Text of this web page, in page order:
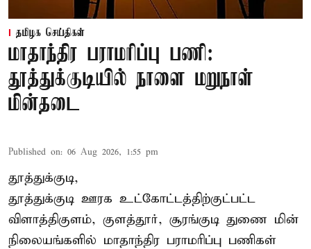
தமிழக செய்திகள்
மாதாந்திர பராமரிப்பு பணி:
தூத்துக்குடியில் நாளை மறுநாள்
மின்தடை
Published on: 06 Aug 2026, 1:55 pm
தூத்துக்குடி,
தூத்துக்குடி ஊரக உட்கோட்டத்திற்குட்பட்ட
விளாத்திகுளம், குளத்தூர், சூரங்குடி துணை மின்
நிலையங்களில் மாதாந்திர பராமரிப்பு பணிகள்